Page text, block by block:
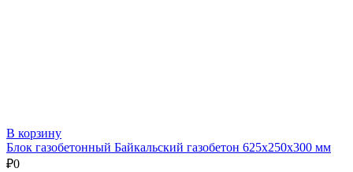
В корзину
Блок газобетонный Байкальский газобетон 625х250х300 мм
₽0